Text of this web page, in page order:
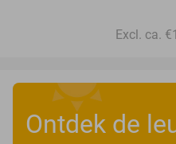
Excl. ca.
Ontdek de